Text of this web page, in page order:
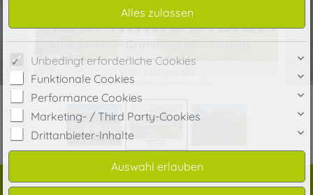
Unbedingt erforderliche Cookies
Funktionale Cookies
Performance Cookies
Marketing- / Third Party-Cookies
Drittanbieter-Inhalte